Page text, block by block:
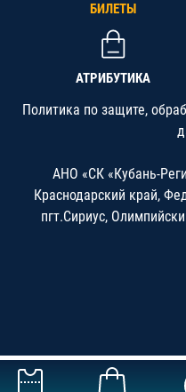
БИЛЕТЫ
АТРИБУТИКА
Политика по защите,
АНО «СК «Кубань-
Краснодарский край,
пгт.Сириус,